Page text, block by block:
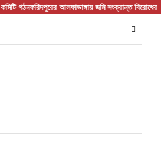
ফরিদপুরের আলফাডাঙ্গায় জমি সংক্রান্ত বিরোধের জেরে